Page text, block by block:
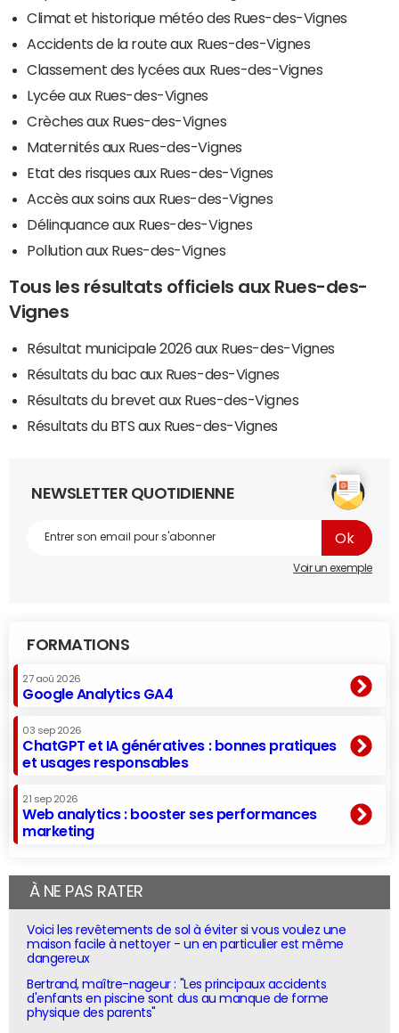
Climat et historique météo des Rues-des-Vignes
Accidents de la route aux Rues-des-Vignes
Classement des lycées aux Rues-des-Vignes
Lycée aux Rues-des-Vignes
Crèches aux Rues-des-Vignes
Maternités aux Rues-des-Vignes
Etat des risques aux Rues-des-Vignes
Accès aux soins aux Rues-des-Vignes
Délinquance aux Rues-des-Vignes
Pollution aux Rues-des-Vignes
Tous les résultats officiels aux Rues-des-
Vignes
Résultat municipale 2026 aux Rues-des-Vignes
Résultats du bac aux Rues-des-Vignes
Résultats du brevet aux Rues-des-Vignes
Résultats du BTS aux Rues-des-Vignes
NEWSLETTER QUOTIDIENNE
Voir un exemple
FORMATIONS
27 aoû 2026
Google Analytics GA4
03 sep 2026
ChatGPT et IA génératives : bonnes pratiques
et usages responsables
21 sep 2026
Web analytics : booster ses performances
marketing
À NE PAS RATER
Voici les revêtements de sol à éviter si vous voulez une
maison facile à nettoyer - un en particulier est même
dangereux
Bertrand, maître-nageur : "Les principaux accidents
d'enfants en piscine sont dus au manque de forme
physique des parents"